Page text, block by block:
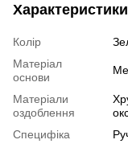
Характеристики
Колір
Матеріал
основи
Матеріали
оздоблення
Специфіка